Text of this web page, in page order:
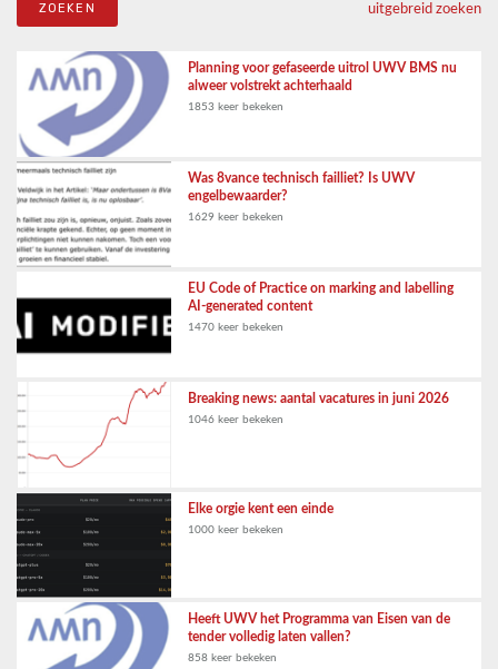
uitgebreid zoeken
Planning voor gefaseerde uitrol UWV BMS nu
alweer volstrekt achterhaald
1853 keer bekeken
Was 8vance technisch failliet? Is UWV
engelbewaarder?
1629 keer bekeken
EU Code of Practice on marking and labelling
AI-generated content
1470 keer bekeken
Breaking news: aantal vacatures in juni 2026
1046 keer bekeken
Elke orgie kent een einde
1000 keer bekeken
Heeft UWV het Programma van Eisen van de
tender volledig laten vallen?
858 keer bekeken